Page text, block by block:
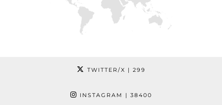
TWITTER/X | 299
INSTAGRAM | 38400